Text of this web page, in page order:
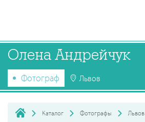
Олена Андрейчук
Фотограф Львов
Каталог Фотографы Львов